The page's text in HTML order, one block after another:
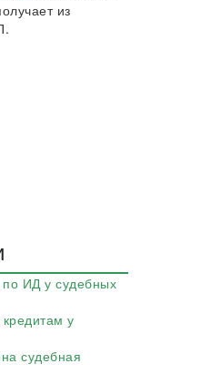
из
по ИД у судебных
у
судебная